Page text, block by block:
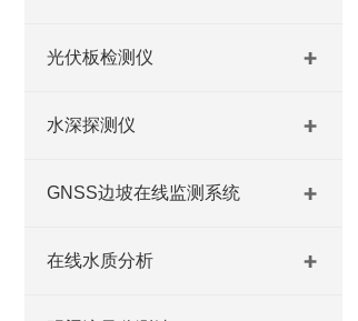
光伏板检测仪
水深探测仪
GNSS边坡在线监测系统
在线水质分析